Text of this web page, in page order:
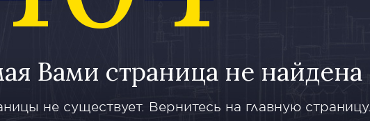
Вами страница не найдена
не существует. Вернитесь на главную страницу.